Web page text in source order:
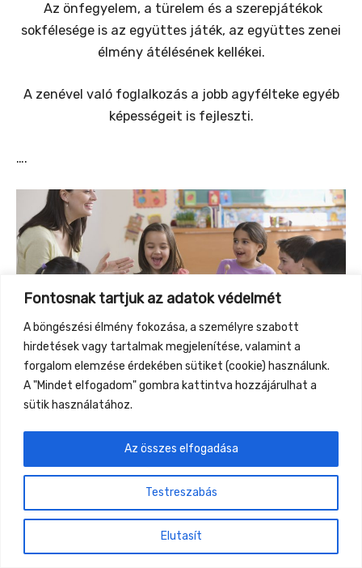
Fontosnak tartjuk az adatok védelmét
A böngészési élmény fokozása, a személyre szabott
hirdetések vagy tartalmak megjelenítése, valamint a
forgalom elemzése érdekében sütiket (cookie) használunk.
A "Mindet elfogadom" gombra kattintva hozzájárulhat a
sütik használatához.
Testreszabás
Elutasít
Az összes elfogadása
Az önfegyelem, a türelem és a szerepjátékok
sokfélesége is az együttes játék, az együttes zenei
élmény átélésének kellékei.
A zenével való foglalkozás a jobb agyfélteke egyéb
képességeit is fejleszti.
….
Previous Event
Gyüttment Találkozó, 2026. augusztus 27-30.,
Csobánkapuszta